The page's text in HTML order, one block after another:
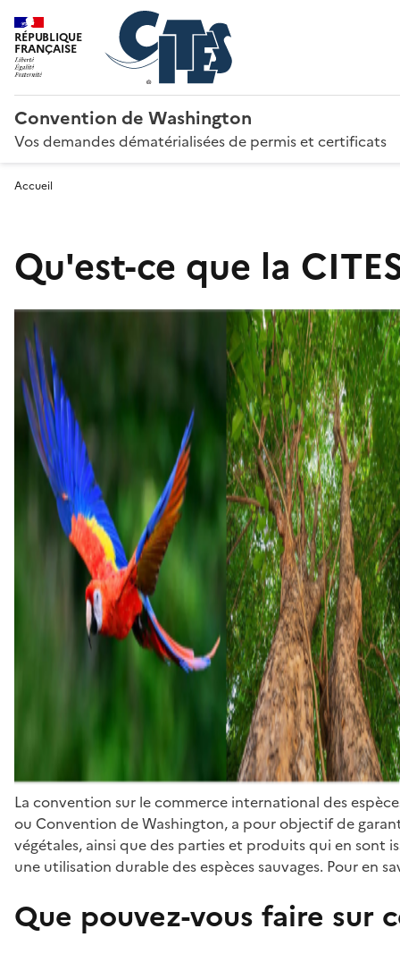
RÉPUBLIQUE
FRANÇAISE
Convention de Washington
Vos demandes dématérialisées de permis et certificats
Accueil
Qu'est-ce que la
La convention sur le commerce international des
ou Convention de Washington, a pour objectif de
végétales, ainsi que des parties et produits qui en sont
une utilisation durable des espèces sauvages. Pour en
Que pouvez-vous faire sur